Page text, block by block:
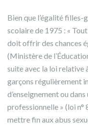
Bien que l’égalité
scolaire de 1975 : «
doit offrir des chances
(Ministère de
suite avec la loi relative
garçons régulièrement
d’enseignement ou
professionnelle » (loi n°
mettre fin aux abus